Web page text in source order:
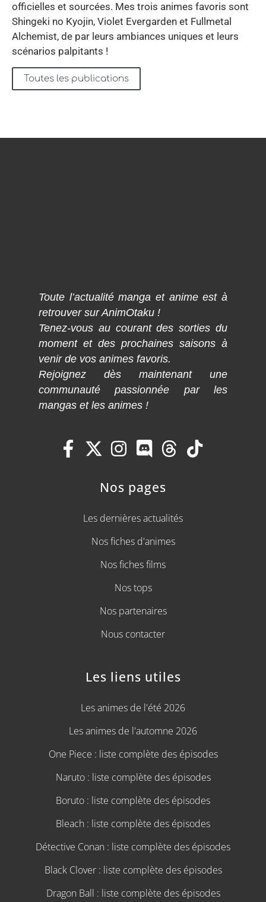
officielles et sourcées. Mes trois animes favoris sont
Shingeki no Kyojin, Violet Evergarden et Fullmetal
Alchemist, de par leurs ambiances uniques et leurs
scénarios palpitants !
Toutes les publications
Toute l’actualité manga et anime est à
retrouver sur AnimOtaku !
Tenez-vous au courant des sorties du
moment et des prochaines saisons à
venir de vos animes favoris.
Rejoignez dès maintenant une
communauté passionnée par les
mangas et les animes !
Nos pages
Les dernières actualités
Nos fiches d'animes
Nos fiches films
Nos tops
Nos partenaires
Nous contacter
Les liens utiles
Les animes de l'été 2026
Les animes de l'automne 2026
One Piece : liste complète des épisodes
Naruto : liste complète des épisodes
Boruto : liste complète des épisodes
Bleach : liste complète des épisodes
Détective Conan : liste complète des épisodes
Black Clover : liste complète des épisodes
Dragon Ball : liste complète des épisodes